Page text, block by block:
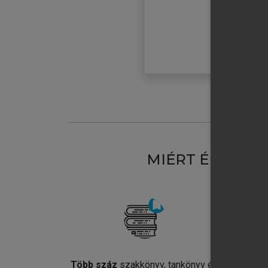
MIÉRT
Több száz szakkönyv, tankönyv és